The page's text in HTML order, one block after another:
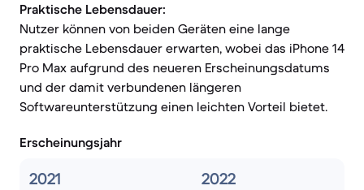
Praktische Lebensdauer:
Nutzer können von beiden Geräten eine lange
praktische Lebensdauer erwarten, wobei das iPhone 14
Pro Max aufgrund des neueren Erscheinungsdatums
und der damit verbundenen längeren
Softwareunterstützung einen leichten Vorteil bietet.
Erscheinungsjahr
2021 2022